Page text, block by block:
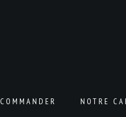
COMMANDER NOTRE